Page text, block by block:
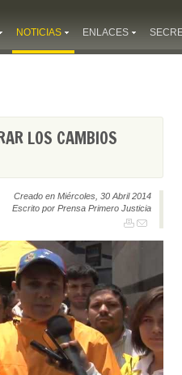
NOTICIAS ENLACES
LOS CAMBIOS
Creado en Miércoles, 30 Abril 2014
Escrito por Prensa Primero Justicia